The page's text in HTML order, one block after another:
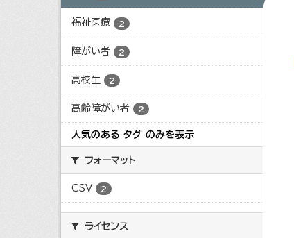
福祉医療 2
障がい者 2
高校生 2
高齢障がい者 2
人気のある タグ のみを表示
フォーマット
CSV 2
ライセンス